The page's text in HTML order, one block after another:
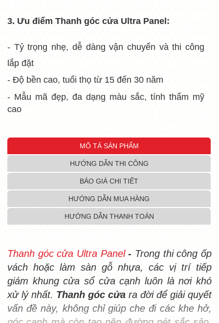
3. Ưu điểm Thanh góc cửa Ultra Panel:
- Tỷ trọng nhẹ, dễ dàng vận chuyển và thi công
lắp đặt
- Độ bền cao, tuổi thọ từ 15 đến 30 năm
- Mẫu mã đẹp, đa dạng màu sắc, tính thẩm mỹ
cao
MÔ TẢ SẢN PHẨM
HƯỚNG DẪN THI CÔNG
BÁO GIÁ CHI TIẾT
HƯỚNG DẪN MUA HÀNG
HƯỚNG DẪN THANH TOÁN
Thanh góc cửa Ultra Panel - Trong thi công ốp
vách hoặc làm sàn gỗ nhựa, các vị trí tiếp
giám khung cửa sổ cửa cạnh luôn là nơi khó
xử lý nhất. Thanh góc cửa ra đời để giải quyết
vấn đề này, không chỉ giúp che đi các khe hở,